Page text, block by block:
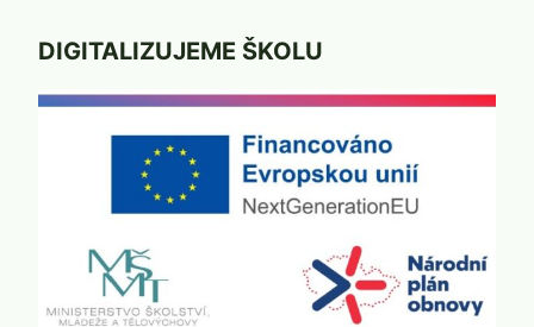
DIGITALIZUJEME ŠKOLU